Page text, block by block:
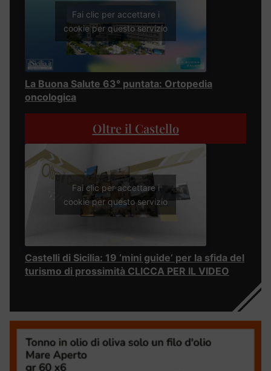
Fai clic per accettare i
cookie per questo servizio
La Buona Salute 63° puntata: Ortopedia
oncologica
Oltre il Castello
Fai clic per accettare i
cookie per questo servizio
Castelli di Sicilia: 19 ‘mini guide’ per la sfida del
turismo di prossimità CLICCA PER IL VIDEO